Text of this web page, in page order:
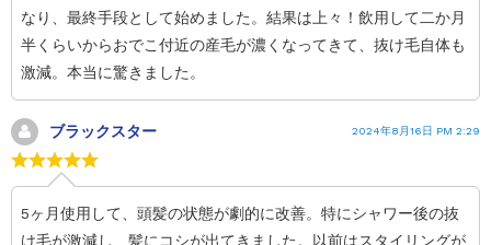
なり、最終手段として始めました。結果は上々！飲用して二か月
半くらいからおでこ付近の産毛が濃くなってきて、抜け毛自体も
激減。本当に驚きました。
ブラックスター 2024年8月16日 PM 2:29
5ヶ月使用して、頭髪の状態が劇的に改善。特にシャワー後の抜
け毛が激減し、髪にコシが出てきました。以前はスタイリングが